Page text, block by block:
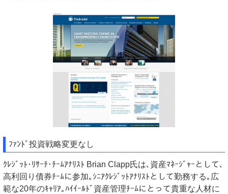
ﾌｧﾝﾄﾞ投資戦略変更なし
ｸﾚｼﾞｯﾄ･ﾘｻｰﾁ･ﾁｰﾑｱﾅﾘｽﾄ Brian Clapp氏は､資産ﾏﾈｰｼﾞｬｰとして､
高利回り債券ﾁｰﾑに参加｡ｼﾆｱｸﾚｼﾞｯﾄｱﾅﾘｽﾄとして勤務する｡広
範な20年のｷｬﾘｱ｡ﾊｲｲｰﾙﾄﾞ資産管理ﾁｰﾑにとって貴重な人材に